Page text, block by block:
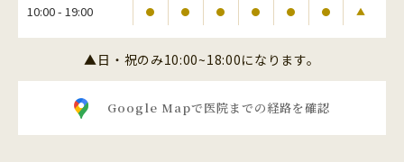
取り組みを適宜見直し、改善に努めて参ります。 従いまし
て、本プライバシーポリシーが予告無く変更されることがあ
りますことを、予めご了承ください。
■ 免責
当院は、虚偽の事実または他人の個人情報を使用された場合
等、不正使用については、一切の責任を負わないことといた
します。
10:00 - 19:00 ● ● ● ● ● ● ▲
▲日・祝のみ10:00~18:00になります。
Google Mapで医院までの経路を確認